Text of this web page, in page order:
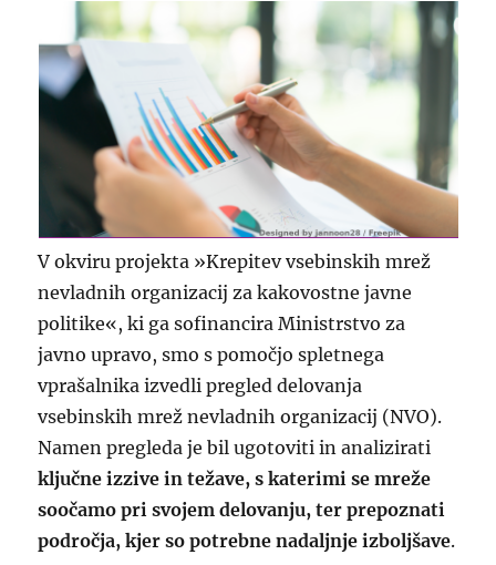
V okviru projekta »Krepitev vsebinskih mrež
nevladnih organizacij za kakovostne javne
politike«, ki ga sofinancira Ministrstvo za
javno upravo, smo s pomočjo spletnega
vprašalnika izvedli pregled delovanja
vsebinskih mrež nevladnih organizacij (NVO).
Namen pregleda je bil ugotoviti in analizirati
ključne izzive in težave, s katerimi se mreže
soočamo pri svojem delovanju, ter prepoznati
področja, kjer so potrebne nadaljnje izboljšave.